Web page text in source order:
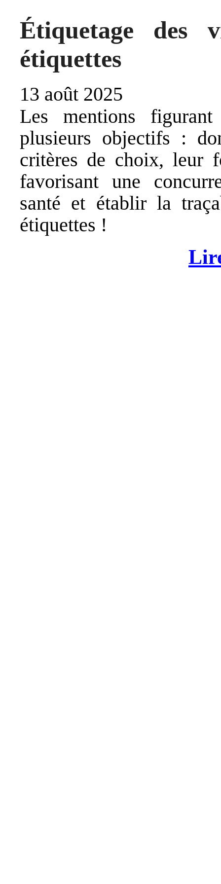
Étiquetage
étiquettes
13 août 2025
Les mentions
plusieurs objectifs :
critères de choix, leur
favorisant une
santé et établir la
étiquettes !